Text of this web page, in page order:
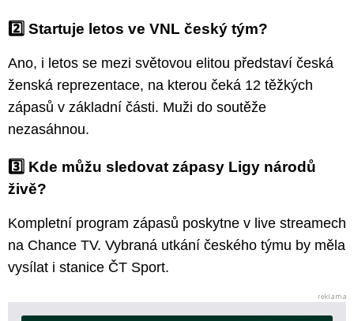
2️⃣ Startuje letos ve VNL český tým?
Ano, i letos se mezi světovou elitou představí česká
ženská reprezentace, na kterou čeká 12 těžkých
zápasů v základní části. Muži do soutěže
nezasáhnou.
3️⃣ Kde můžu sledovat zápasy Ligy národů
živě?
Kompletní program zápasů poskytne v live streamech
na Chance TV. Vybraná utkání českého týmu by měla
vysílat i stanice ČT Sport.